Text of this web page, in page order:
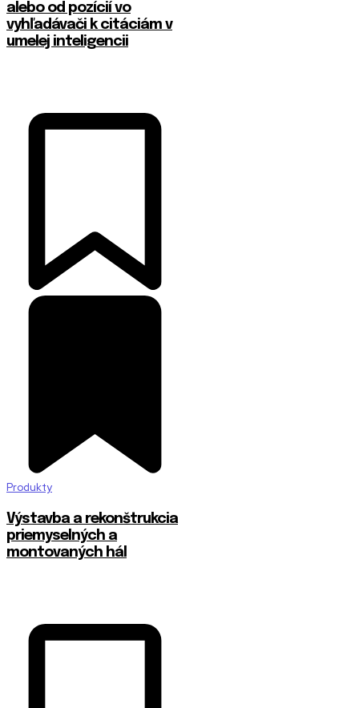
alebo od pozícií vo
vyhľadávači k citáciám v
umelej inteligencii
Produkty
Výstavba a rekonštrukcia
priemyselných a
montovaných hál